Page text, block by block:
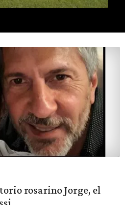
rosarino Jorge, el